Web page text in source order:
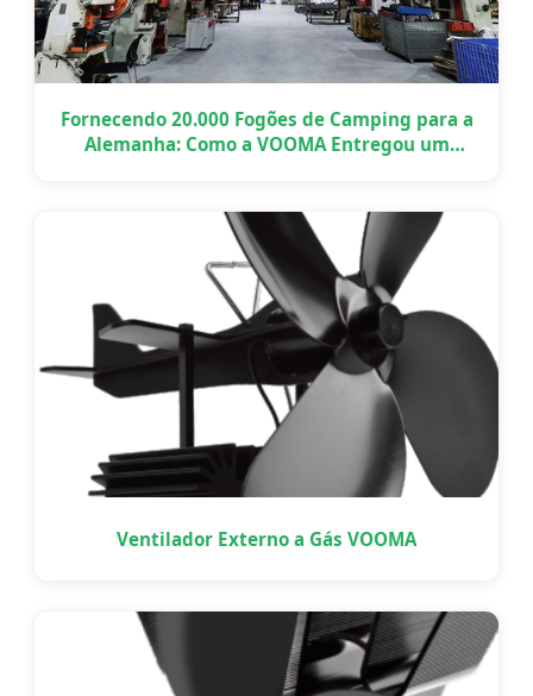
Fornecendo 20.000 Fogões de Camping para a
Alemanha: Como a VOOMA Entregou um
Ventilador Externo a Gás VOOMA